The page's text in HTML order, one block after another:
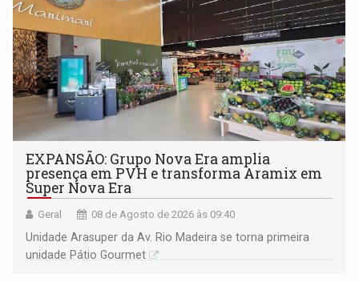
EXPANSÃO: Grupo Nova Era amplia
presença em PVH e transforma Aramix em
Super Nova Era
Geral 08 de Agosto de 2026 às 09:40
Unidade Arasuper da Av. Rio Madeira se torna primeira
unidade Pátio Gourmet